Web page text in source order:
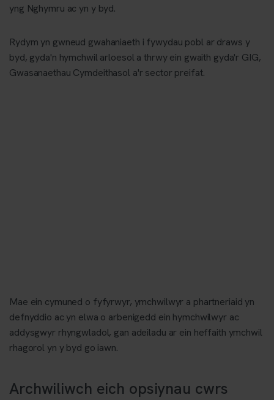
yng Nghymru ac yn y byd.
Rydym yn gwneud gwahaniaeth i fywydau pobl ar draws y
byd, gyda'n hymchwil arloesol a thrwy ein gwaith gyda'r GIG,
Gwasanaethau Cymdeithasol a'r sector preifat.
Mae ein cymuned o fyfyrwyr, ymchwilwyr a phartneriaid yn
defnyddio ac yn elwa o arbenigedd ein hymchwilwyr ac
addysgwyr rhyngwladol, gan adeiladu ar ein heffaith ymchwil
rhagorol yn y byd go iawn.
Archwiliwch eich opsiynau cwrs